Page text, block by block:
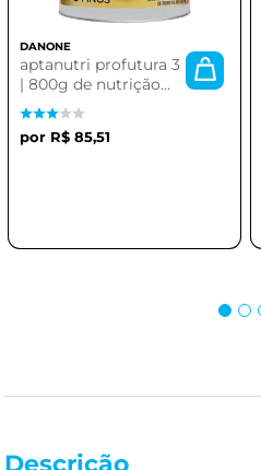
DANONE
aptanutri profutura 3
| 800g de nutrição
avançada
R$ 85,51